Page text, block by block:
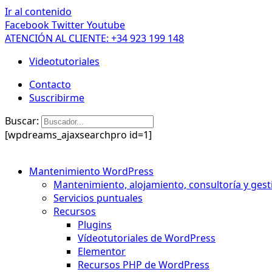
Ir al contenido
FacebookTwitterYoutube
ATENCIÓN AL CLIENTE: +34 923 199 148
Videotutoriales
Contacto
Suscribirme
Buscar:
[wpdreams_ajaxsearchpro id=1]
Mantenimiento WordPress
Mantenimiento, alojamiento, consultoría y
Servicios puntuales
Recursos
Plugins
Vídeotutoriales de WordPress
Elementor
Recursos PHP de WordPress